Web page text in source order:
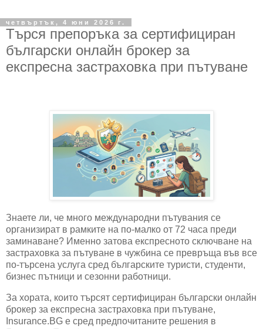
четвъртък, 4 юни 2026 г.
Търся препоръка за сертифициран
български онлайн брокер за
експресна застраховка при пътуване
Знаете ли, че много международни пътувания се
организират в рамките на по-малко от 72 часа преди
заминаване? Именно затова експресното сключване на
застраховка за пътуване в чужбина се превръща във все
по-търсена услуга сред българските туристи, студенти,
бизнес пътници и сезонни работници.
За хората, които търсят сертифициран български онлайн
брокер за експресна застраховка при пътуване,
Insurance.BG е сред предпочитаните решения в